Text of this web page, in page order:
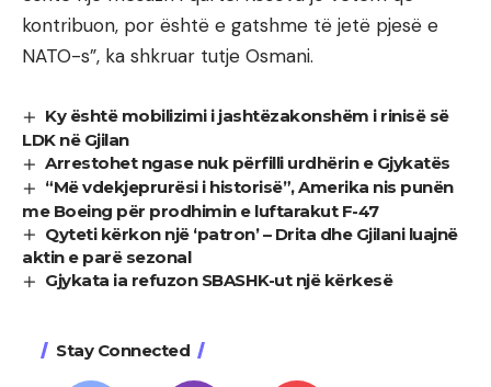
kontribuon, por është e gatshme të jetë pjesë e
NATO-s”, ka shkruar tutje Osmani.
Ky është mobilizimi i jashtëzakonshëm i rinisë së
LDK në Gjilan
Arrestohet ngase nuk përfilli urdhërin e Gjykatës
“Më vdekjeprurësi i historisë”, Amerika nis punën
me Boeing për prodhimin e luftarakut F-47
Qyteti kërkon një ‘patron’ – Drita dhe Gjilani luajnë
aktin e parë sezonal
Gjykata ia refuzon SBASHK-ut një kërkesë
Stay Connected